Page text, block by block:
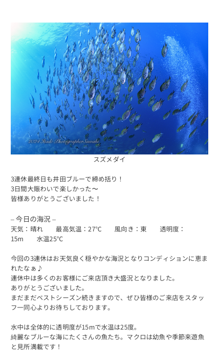
スズメダイ
3連休最終日も井田ブルーで締め括り！
3日間大賑わいで楽しかった〜
皆様ありがとうございました！
– 今日の海況 –
天気：晴れ 最高気温：27℃ 風向き：東 透明度：
15m 水温25℃
今回の3連休はお天気良く穏やかな海況となりコンディションに恵ま
れたなぁ♪
連休中は多くのお客様にご来店頂き大盛況となりました。
ありがとうございました。
まだまだベストシーズン続きますので、ぜひ皆様のご来店をスタッ
フ一同心よりお待ちしております。
水中は全体的に透明度が15mで水温は25度。
綺麗なブルーな海にたくさんの魚たち。マクロは幼魚や季節来遊魚
と見所満載です！